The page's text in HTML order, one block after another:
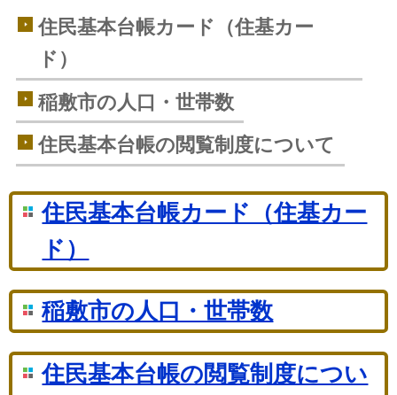
住民基本台帳カード（住基カー
ド）
稲敷市の人口・世帯数
住民基本台帳の閲覧制度について
住民基本台帳カード（住基カー
ド）
稲敷市の人口・世帯数
住民基本台帳の閲覧制度につい